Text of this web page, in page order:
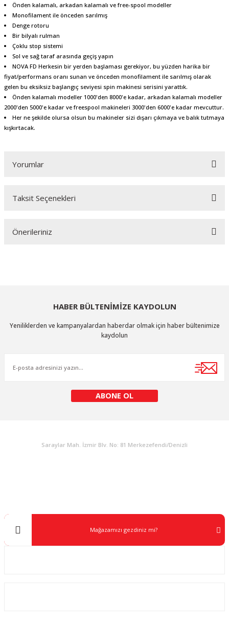
Önden kalamalı, arkadan kalamalı ve free-spool modeller
Monofilament ile önceden sarılmış
Denge rotoru
Bir bilyalı rulman
Çoklu stop sistemi
Sol ve sağ taraf arasında geçiş yapın
NOVA FD Herkesin bir yerden başlaması gerekiyor, bu yüzden harika bir
fiyat/performans oranı sunan ve önceden monofilament ile sarılmış olarak
gelen bu eksiksiz başlangıç seviyesi spin makinesi serisini yarattık.
Önden kalamalı modeller 1000'den 8000'e kadar, arkadan kalamalı modeller
2000'den 5000'e kadar ve freespool makineleri 3000'den 6000'e kadar mevcuttur.
Her ne şekilde olursa olsun bu makineler sizi dışarı çıkmaya ve balık tutmaya
kışkırtacak.
Yorumlar
Taksit Seçenekleri
Önerileriniz
Ürün açıklamasında eksik bilgiler bulunuyor.
Gönder
HABER BÜLTENİMİZE KAYDOLUN
Yeniliklerden ve kampanyalardan haberdar olmak için haber bültenimize
kaydolun
ABONE OL
Saraylar Mah. İzmir Blv. No: 81 Merkezefendi/Denizli
Mağazamızı gezdiniz mi?